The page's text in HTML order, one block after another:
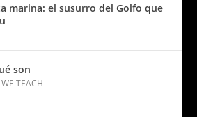
marina: el susurro del Golfo que
son
WE TEACH